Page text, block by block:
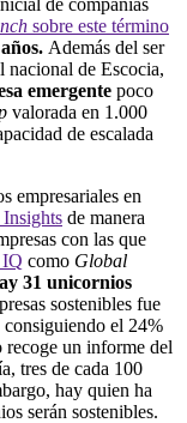
sobre este término
Además del ser
nacional de Escocia,
emergente poco
valorada en 1.000
de escalada
empresariales en
de manera
con las que
como Global
31 unicornios
sostenibles fue
consiguiendo el 24%
un informe del
tres de cada 100
hay quien ha
serán sostenibles.